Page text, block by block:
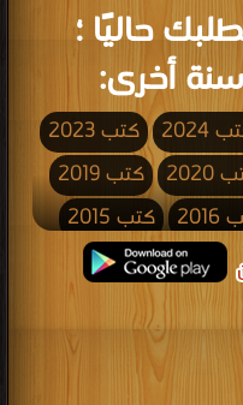
حاليًا ؛
أخرى:
2024
كتب 2023
كتب 2019
كتب 2015
كتب 2011
كتب 2003